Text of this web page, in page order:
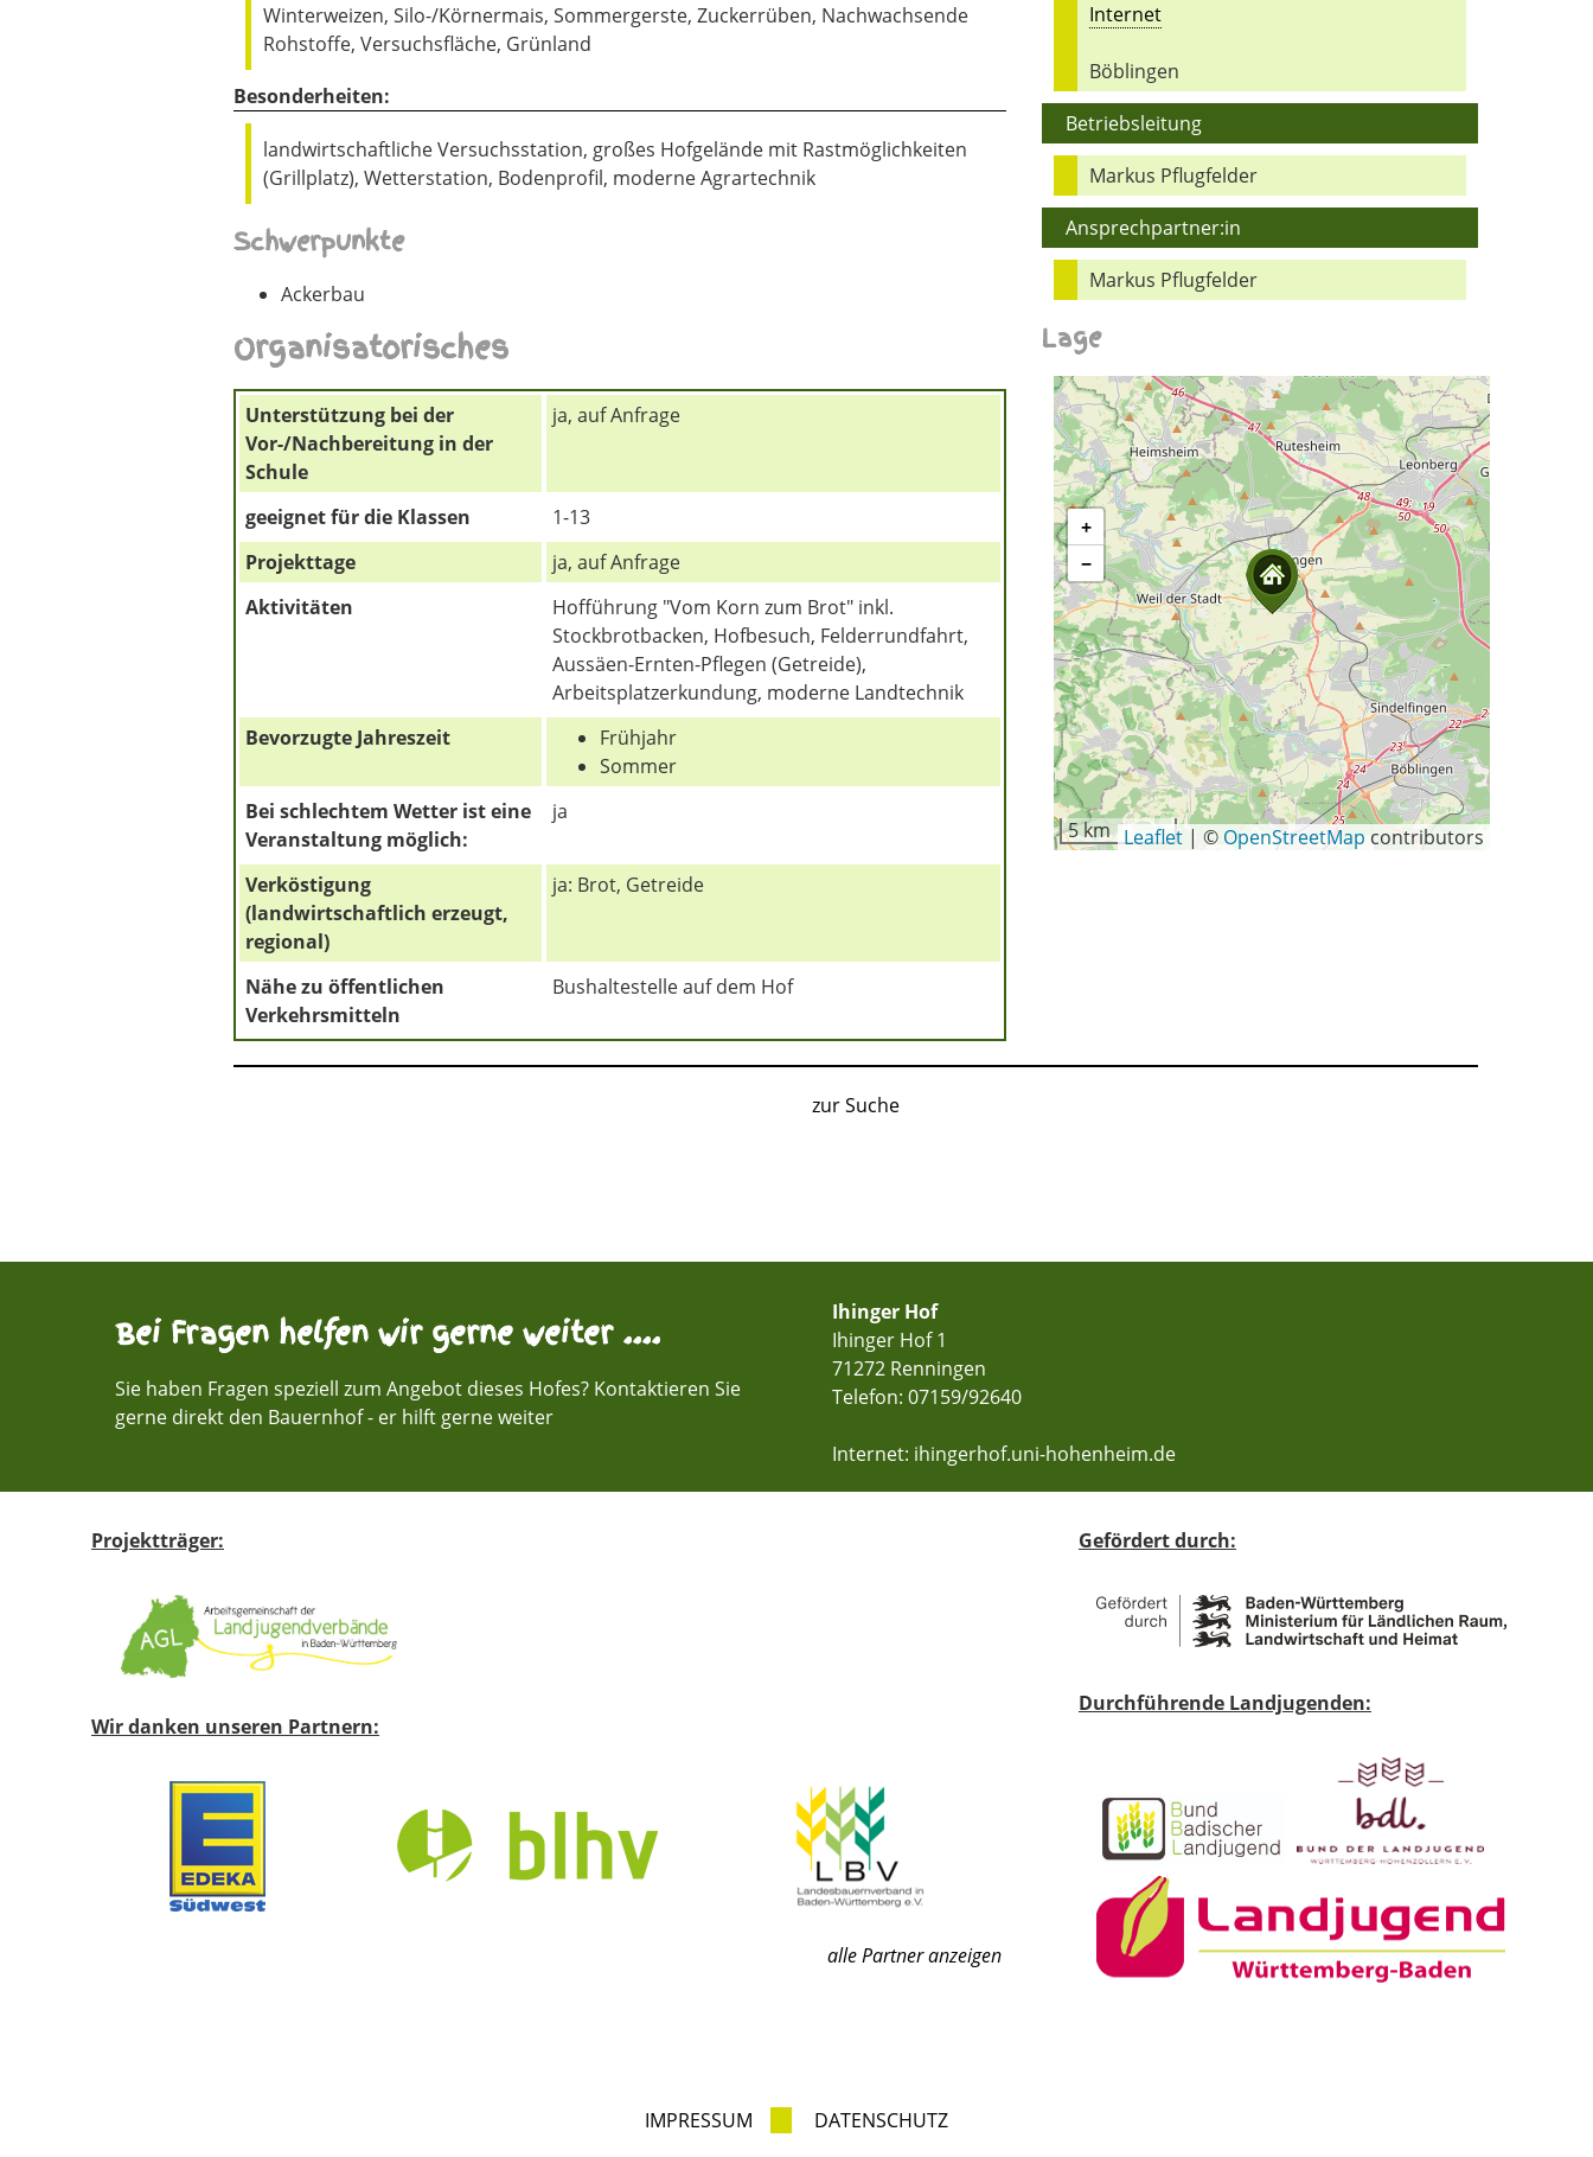
Winterweizen, Silo-/Körnermais, Sommergerste, Zuckerrüben, Nachwachsende
Rohstoffe, Versuchsfläche, Grünland
Besonderheiten:
landwirtschaftliche Versuchsstation, großes Hofgelände mit Rastmöglichkeiten
(Grillplatz), Wetterstation, Bodenprofil, moderne Agrartechnik
Schwerpunkte
Ackerbau
Organisatorisches
Unterstützung bei der
Vor-/Nachbereitung in der
Schule
ja, auf Anfrage
geeignet für die Klassen
1-13
Projekttage
ja, auf Anfrage
Aktivitäten
Hofführung "Vom Korn zum Brot" inkl.
Stockbrotbacken, Hofbesuch, Felderrundfahrt,
Aussäen-Ernten-Pflegen (Getreide),
Arbeitsplatzerkundung, moderne Landtechnik
Bevorzugte Jahreszeit
Frühjahr
Sommer
Bei schlechtem Wetter ist eine
Veranstaltung möglich:
ja
Verköstigung
(landwirtschaftlich erzeugt,
regional)
ja: Brot, Getreide
Nähe zu öffentlichen
Verkehrsmitteln
Bushaltestelle auf dem Hof
Internet
Böblingen
Betriebsleitung
Markus Pflugfelder
Ansprechpartner:in
Markus Pflugfelder
Lage
+
−
5 km Leaflet | © OpenStreetMap contributors
zur Suche
Bei Fragen helfen wir gerne weiter ....
Sie haben Fragen speziell zum Angebot dieses Hofes? Kontaktieren Sie
gerne direkt den Bauernhof - er hilft gerne weiter
Ihinger Hof
Ihinger Hof 1
71272 Renningen
Telefon: 07159/92640
Internet: ihingerhof.uni-hohenheim.de
Projektträger:
Wir danken unseren Partnern:
alle Partner anzeigen
Gefördert durch:
Durchführende Landjugenden:
IMPRESSUM DATENSCHUTZ